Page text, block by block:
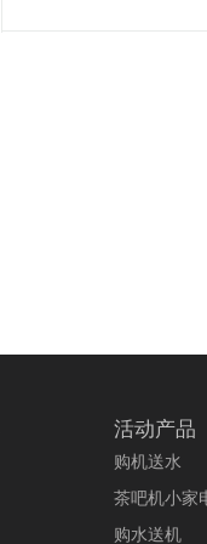
活动产品
购机送水
茶吧机小家
购水送机